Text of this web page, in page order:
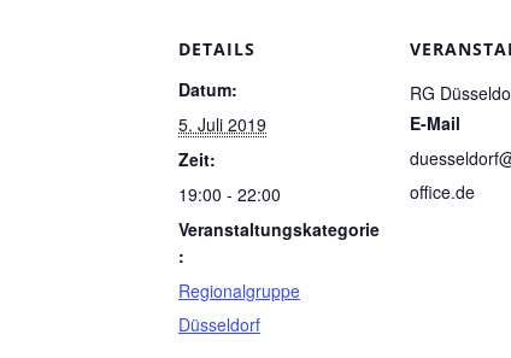
DETAILS
Datum:
5. Juli 2019
Zeit:
19:00 - 22:00
Veranstaltungskategorie
:
Regionalgruppe
Düsseldorf
RG
E-Mail
office.de